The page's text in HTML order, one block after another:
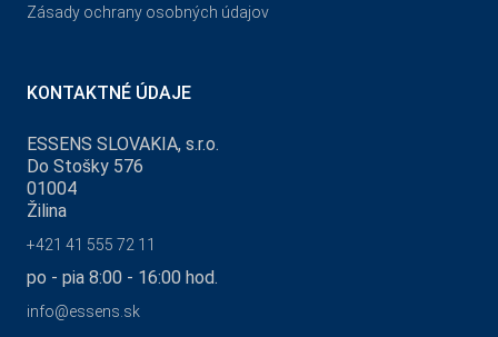
Zásady ochrany osobných údajov
KONTAKTNÉ ÚDAJE
ESSENS SLOVAKIA, s.r.o.
Do Stošky 576
01004
Žilina
+421 41 555 72 11
po - pia 8:00 - 16:00 hod.
info@essens.sk